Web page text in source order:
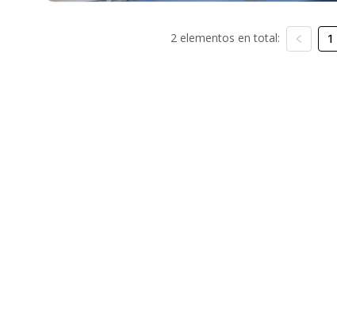
2 elementos en total: 1